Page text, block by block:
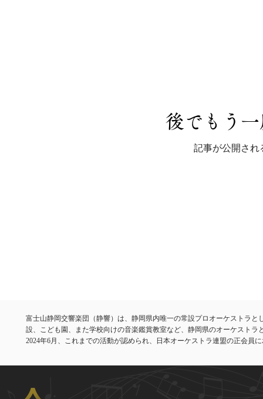
後でもう
記事が公開され
富士山静岡交響楽団（静響）は、静岡県内唯一の常設プロオーケストラ
設、こども園、また学校向けの音楽鑑賞教室など、静岡県のオーケスト
​2024年6月、これまでの活動が認められ、日本オーケストラ連盟の正会員